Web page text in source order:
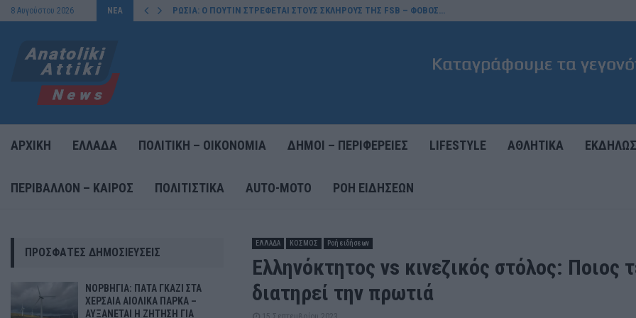
8 Αυγούστου 2026 ΝΕΑ ΡΩΣΙΑ: Ο ΠΟΥΤΙΝ ΣΤΡΕΦΕΤΑΙ ΣΤΟΥΣ ΣΚΛΗΡΟΥΣ ΤΗΣ FSB – ΦΟΒΟΣ…
ΑΡΧΙΚΗ ΕΛΛΑΔΑ ΠΟΛΙΤΙΚΗ – ΟΙΚΟΝΟΜΙΑ ΔΗΜΟΙ – ΠΕΡΙΦΕΡΕΙΕΣ LIFESTYLE ΑΘΛΗΤΙΚΑ
ΠΕΡΙΒΑΛΛΟΝ – ΚΑΙΡΟΣ ΠΟΛΙΤΙΣΤΙΚΑ AUTO-MOTO ΡΟΉ ΕΙΔΉΣΕΩΝ
ΕΛΛΑΔΑ ΚΟΣΜΟΣ Ροή ειδήσεων
Ελληνόκτητος vs κινεζικός στόλος: Ποιος
διατηρεί την πρωτιά
ΠΡΌΣΦΑΤΕΣ ΔΗΜΟΣΙΕΎΣΕΙΣ
ΝΟΡΒΗΓΙΑ: ΠΑΤΑ ΓΚΑΖΙ ΣΤΑ
ΧΕΡΣΑΙΑ ΑΙΟΛΙΚΑ ΠΑΡΚΑ –
ΑΥΞΑΝΕΤΑΙ Η ΖΗΤΗΣΗ ΓΙΑ